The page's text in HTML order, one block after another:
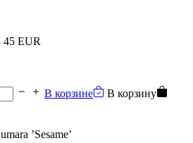
45 EUR
В корзине
В корзину